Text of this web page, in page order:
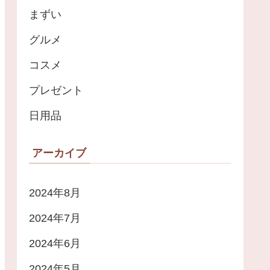
まずい
グルメ
コスメ
プレゼント
日用品
アーカイブ
2024年8月
2024年7月
2024年6月